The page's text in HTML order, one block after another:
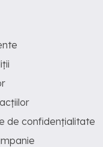
de confidențialitate